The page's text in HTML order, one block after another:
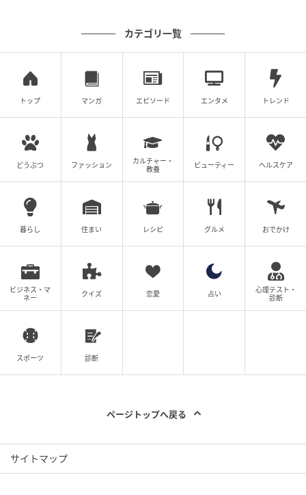
みにするファンが続出しています。
公式Xでも、「ぜひ現地でも挑戦してみてくださいね」
と呼びかけていました。
ライターコメント
飼育員さんからすると「見分けやすい」らしいオージ
ロウくん。言われてみれば、写真を凝視するとほかの
個体より輪郭が四角い…ような気もしますが、現地で
動いているワオキツネザルたちを前にしたら大混乱間
違いなしです。みなさんは正解できましたか。 ぜひ開
園日に足を運んで、リアルな「オージロウを探せ！」
に挑戦してみてください。
＜ライタープロフィル＞
を経て、東京社会部では厚生労働省を担当、派遣労働
キャリアとして法廷画家を兼務し、数多くの法廷画を
手掛けてきた。その後、産経新聞社が発行していたタ
カテゴリ一覧
トップ マンガ エピソード エンタメ トレンド
どうぶつ ファッション
カルチャー・
教養
ビューティー ヘルスケア
暮らし 住まい レシピ グルメ おでかけ
ビジネス・マ
ネー
クイズ 恋愛 占い
心理テスト・
診断
スポーツ 診断
ページトップへ戻る
サイトマップ